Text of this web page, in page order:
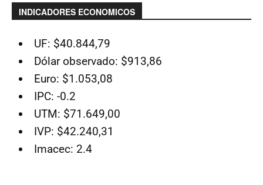
INDICADORES ECONOMICOS
UF: $40.844,79
Dólar observado: $913,86
Euro: $1.053,08
IPC: -0.2
UTM: $71.649,00
IVP: $42.240,31
Imacec: 2.4